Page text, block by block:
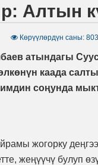
Алтын
Көрүүлөрдүн саны: 803
атындагы
каада
соңунда
жогорку
жеңүүчү булуп